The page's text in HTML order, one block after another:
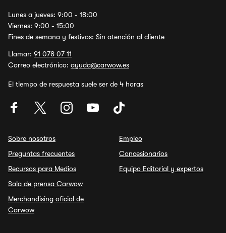
Lunes a jueves: 9:00 - 18:00
Viernes: 9:00 - 15:00
Fines de semana y festivos: Sin atención al cliente
Llamar: 91 078 07 11
Correo electrónico: ayuda@carwow.es
El tiempo de respuesta suele ser de 4 horas
Sobre nosotros
Preguntas frecuentes
Recursos para Medios
Sala de prensa Carwow
Merchandising oficial de
Carwow
Empleo
Concesionarios
Equipo Editorial y expertos